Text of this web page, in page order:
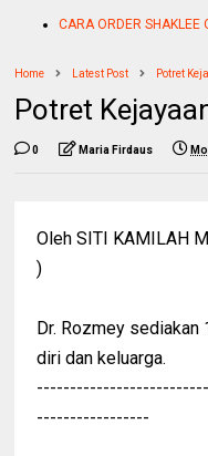
CARA ORDER SHAKLEE
Home Latest Post Potret
Potret
0 Maria Firdaus
Oleh SITI KAMILAH
)
Dr. Rozmey
diri dan keluarga.
-----------------